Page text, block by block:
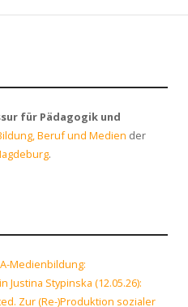
für Pädagogik und
Beruf und Medien der
.
Medienbildung:
Stypinska (12.05.26):
Zur (Re-)Produktion sozialer